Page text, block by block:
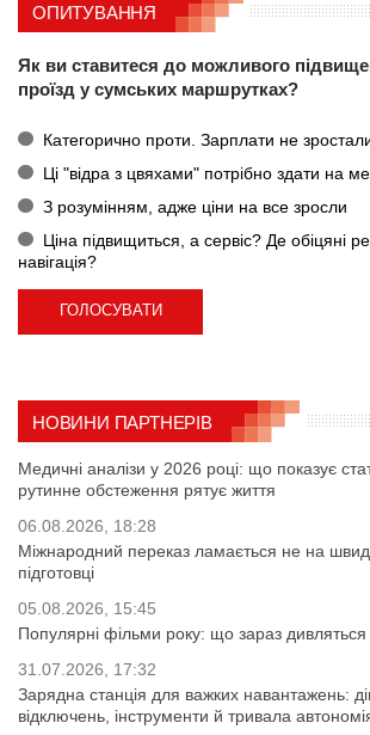
ОПИТУВАННЯ
Як ви ставитеся до можливого
проїзд у сумських маршрутках?
Категорично проти. Зарплати не
Ці "відра з цвяхами" потрібно здати на
З розумінням, адже ціни на все зросли
Ціна підвищиться, а сервіс? Де обіцяні
навігація?
НОВИНИ ПАРТНЕРІВ
Медичні аналізи у 2026 році: що показує
рутинне обстеження рятує життя
06.08.2026, 18:28
Міжнародний переказ ламається не на
підготовці
05.08.2026, 15:45
Популярні фільми року: що зараз дивляться
31.07.2026, 17:32
Зарядна станція для важких навантажень:
відключень, інструменти й тривала